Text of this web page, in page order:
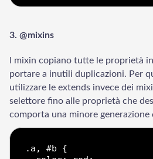
3. @mixins
I mixin copiano tutte le proprietà
portare a inutili duplicazioni. Per
utilizzare le extends invece dei
selettore fino alle proprietà che
comporta una minore generazione
.a, #b {